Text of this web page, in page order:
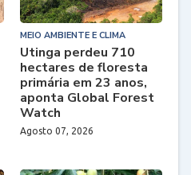
MEIO AMBIENTE E CLIMA
Utinga perdeu 710
hectares de floresta
primária em 23 anos,
aponta Global Forest
Watch
Agosto 07, 2026